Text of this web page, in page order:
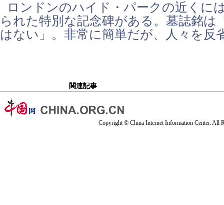
ロンドンのハイド・パークの近くに
られた特別な記念碑がある。墓誌銘は
はない」。非常に簡単だが、人々を反
関連記事